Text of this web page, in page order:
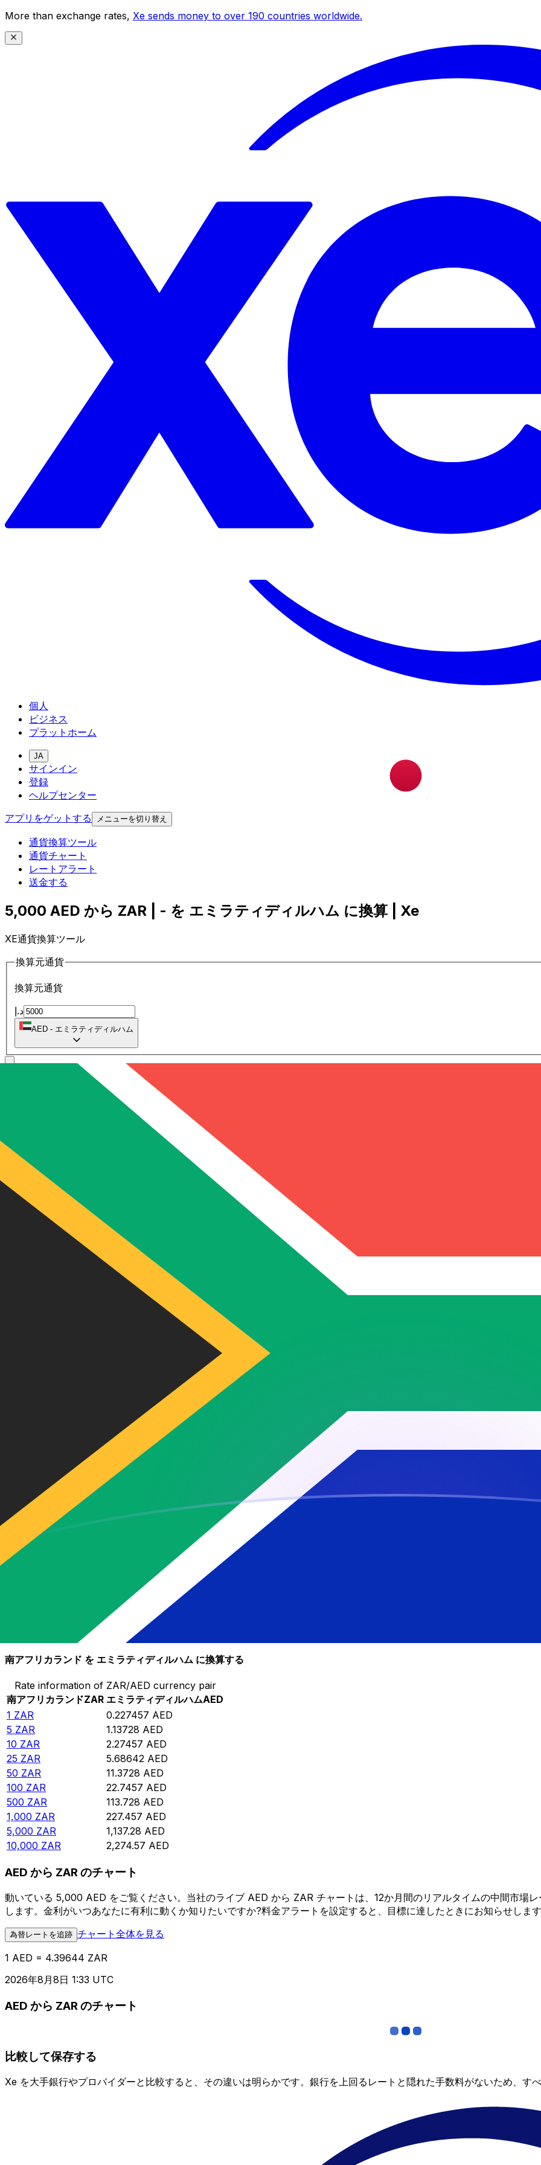
More than exchange rates, Xe sends money to over 190 countries worldwide.
個人
ビジネス
プラットホーム
JA
サインイン
登録
ヘルプセンター
アプリをゲットする
メニューを切り替え
通貨換算ツール
通貨チャート
レートアラート
送金する
5,000 AED から ZAR | - を エミラティディルハム に換算 | Xe
XE通貨換算ツール
換算元通貨
換算元通貨
د.إ
AED - エミラティディルハム
1.00 = 4.39
1:33 UTC時点のミッドマーケットレート
為替スペシャリストに今すぐご相談ください。
競合他社より有利なレートをご案内できます。
換算ツールには仲値レートを使用します。これは情報提供のみを目的としたものです。送金時にはこのレートは適用され
Xeで海外に送金できることをご存知ですか?
今日のAEDからZARの為替レート
エミラティディルハム を 南アフリカランド に換算する
Rate information of AED/ZAR currency pair
エミラティディルハムAED
AED
5 AED 21.9822
AED
AED
50
ZAR
439.644
2,198.22
4,396.44
ZAR
21,982.2
43,964.4
南アフリカランド を エミラティディルハム に換算する
Rate information of ZAR/AED currency pair
南アフリカランドZAR エミラティディルハムAED
1 ZAR 0.227457 AED
5 ZAR 1.13728 AED
10 ZAR 2.27457 AED
25 ZAR 5.68642 AED
50 ZAR 11.3728 AED
100 ZAR 22.7457 AED
500 ZAR 113.728 AED
1,000 ZAR 227.457 AED
5,000 ZAR 1,137.28 AED
10,000 ZAR 2,274.57 AED
AED から ZAR のチャート
動いている 5,000 AED をご覧ください。当社のライブ AED から ZAR チャートは、12か月間のリアルタイムの中間市場
します。金利がいつあなたに有利に動くか知りたいですか?料金アラートを設定すると、目標に達したときにお知らせします
為替レートを追跡 チャート全体を見る
1 AED = 4.39644 ZAR
2026年8月8日 1:33 UTC
AED から ZAR のチャート
比較して保存する
Xe を大手銀行やプロバイダーと比較すると、その違いは明らかです。銀行を上回るレートと隠れた手数料がないため、す